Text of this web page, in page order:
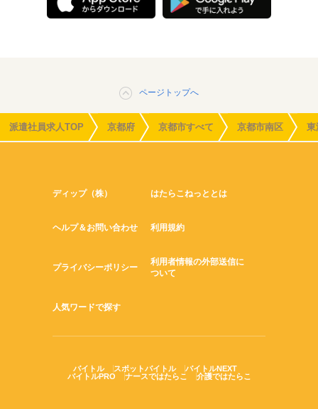
ページトップへ
派遣社員求人TOP 京都府 京都市すべて 京都市南区 東
ディップ（株） はたらこねっととは
ヘルプ＆お問い合わせ 利用規約
プライバシーポリシー
利用者情報の外部送信に
ついて
人気ワードで探す
バイトル スポットバイトル
バイトルNEXT
バイトルPRO
ナースではたらこ 介護ではたらこ